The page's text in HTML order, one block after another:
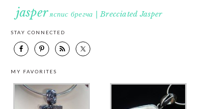
jasperяспис брегча | Brecciated Jasper
STAY CONNECTED
MY FAVORITES